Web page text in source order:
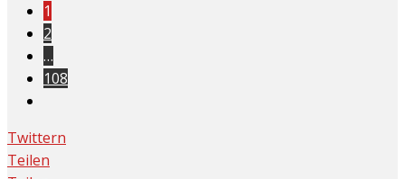
1
2
…
108
Twittern
Teilen